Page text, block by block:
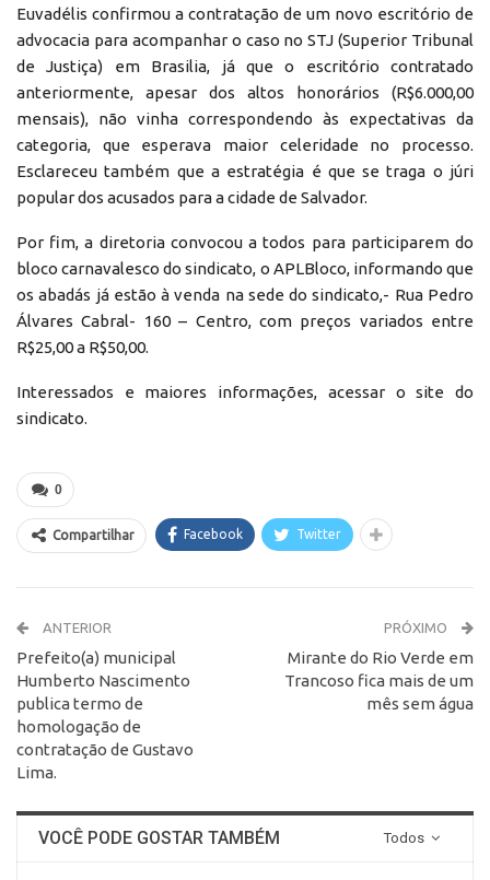
Euvadélis confirmou a contratação de um novo escritório de
advocacia para acompanhar o caso no STJ (Superior Tribunal
de Justiça) em Brasilia, já que o escritório contratado
anteriormente, apesar dos altos honorários (R$6.000,00
mensais), não vinha correspondendo às expectativas da
categoria, que esperava maior celeridade no processo.
Esclareceu também que a estratégia é que se traga o júri
popular dos acusados para a cidade de Salvador.
Por fim, a diretoria convocou a todos para participarem do
bloco carnavalesco do sindicato, o APLBloco, informando que
os abadás já estão à venda na sede do sindicato,- Rua Pedro
Álvares Cabral- 160 – Centro, com preços variados entre
R$25,00 a R$50,00.
Interessados e maiores informações, acessar o site do
sindicato.
0
Compartilhar Facebook Twitter
ANTERIOR
Prefeito(a) municipal
Humberto Nascimento
publica termo de
homologação de
contratação de Gustavo
Lima.
PRÓXIMO
Mirante do Rio Verde em
Trancoso fica mais de um
mês sem água
Todos
VOCÊ PODE GOSTAR TAMBÉM